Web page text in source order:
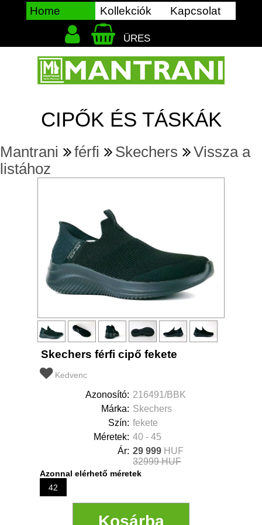
Home Kollekciók Kapcsolat
ÜRES
CIPŐK ÉS TÁSKÁK
Mantrani férfi Skechers
Vissza a
listához
Skechers férfi cipő fekete
Kedvenc
Azonosító: 216491/BBK
Márka: Skechers
Szín: fekete
Méretek: 40 - 45
Ár: 29 999 HUF
32999 HUF
Azonnal elérhető méretek
42